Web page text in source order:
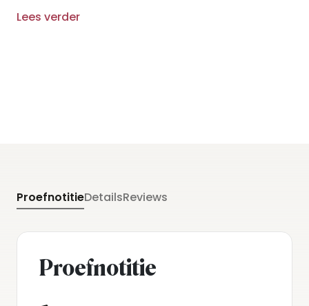
traditionnelle van 60% chardonnay, 30% chenin
Lees verder
ProefnotitieDetailsReviews
Proefnotitie